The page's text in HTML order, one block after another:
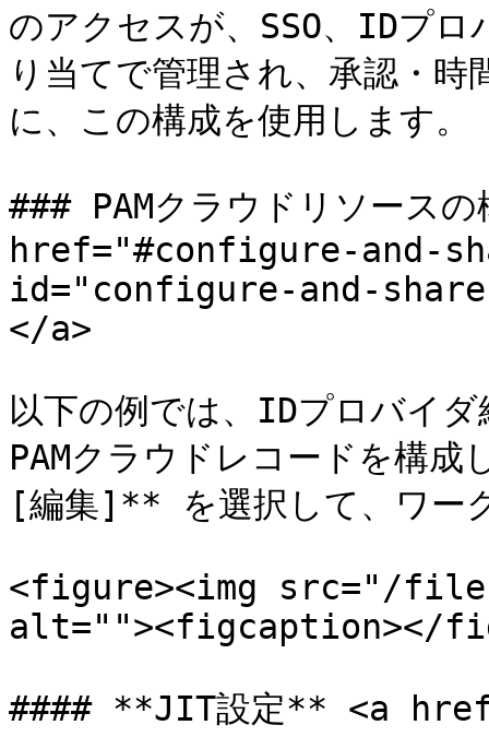
のアクセスが、SSO、IDプ
り当てで管理され、承認・
に、この構成を使用します。
### PAMクラウドリソース
href="#configure-and-
id="configure-and-
</a>
以下の例では、IDプロバイ
PAMクラウドレコードを構
[編集]** を選択して、ワー
<figure><img src="/files/
alt=""><figcaption></
#### **JIT設定** <a